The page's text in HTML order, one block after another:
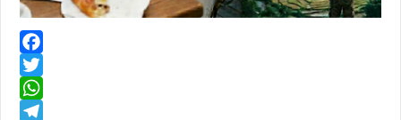
Facebook
Twitter
WhatsApp